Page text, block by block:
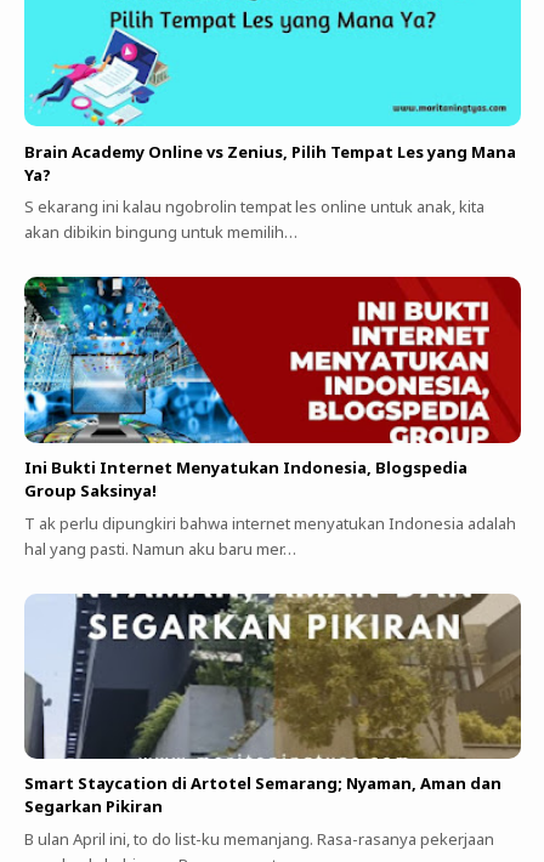
Brain Academy Online vs Zenius, Pilih Tempat Les yang Mana
Ya?
S ekarang ini kalau ngobrolin tempat les online untuk anak, kita
akan dibikin bingung untuk memilih…
Ini Bukti Internet Menyatukan Indonesia, Blogspedia
Group Saksinya!
T ak perlu dipungkiri bahwa internet menyatukan Indonesia adalah
hal yang pasti. Namun aku baru mer…
Smart Staycation di Artotel Semarang; Nyaman, Aman dan
Segarkan Pikiran
B ulan April ini, to do list-ku memanjang. Rasa-rasanya pekerjaan